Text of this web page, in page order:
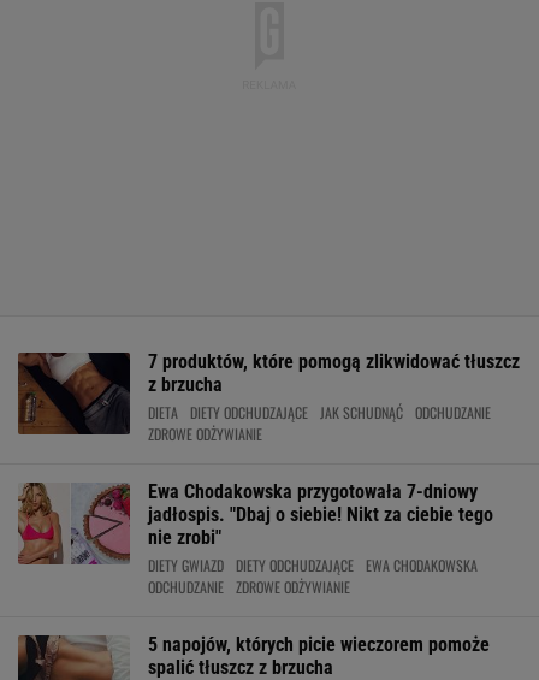
7 produktów, które pomogą zlikwidować tłuszcz
z brzucha
DIETA DIETY ODCHUDZAJĄCE JAK SCHUDNĄĆ ODCHUDZANIE
ZDROWE ODŻYWIANIE
Ewa Chodakowska przygotowała 7-dniowy
jadłospis. "Dbaj o siebie! Nikt za ciebie tego
nie zrobi"
DIETY GWIAZD DIETY ODCHUDZAJĄCE
EWA CHODAKOWSKA
ODCHUDZANIE ZDROWE ODŻYWIANIE
5 napojów, których picie wieczorem pomoże
spalić tłuszcz z brzucha